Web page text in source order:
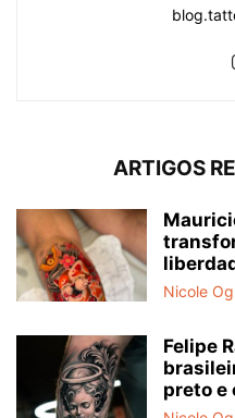
ARTIGOS
Nicole
Felipe
preto e